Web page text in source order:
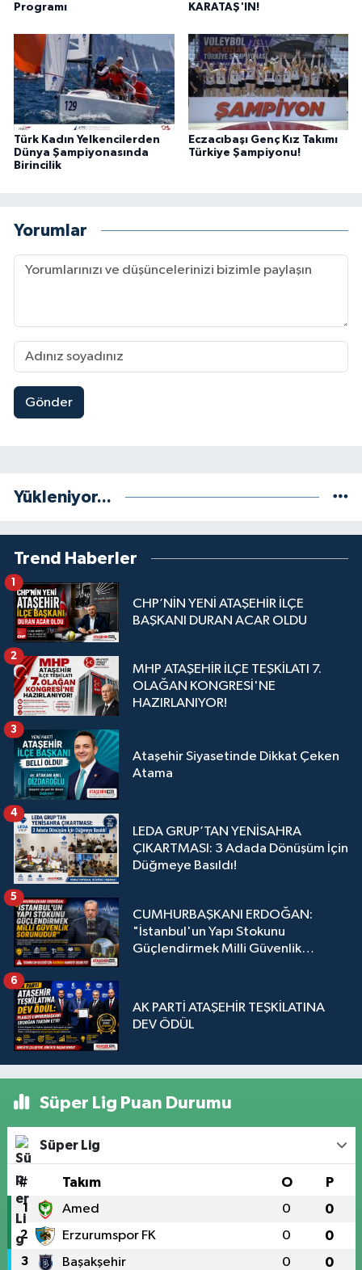
Programı KARATAŞ'IN!
Türk Kadın Yelkencilerden
Dünya Şampiyonasında
Birincilik
Eczacıbaşı Genç Kız Takımı
Türkiye Şampiyonu!
Yorumlar
Gönder
Yükleniyor...
Trend Haberler
CHP’NİN YENİ ATAŞEHİR İLÇE
BAŞKANI DURAN ACAR OLDU
1
MHP ATAŞEHİR İLÇE TEŞKİLATI 7.
OLAĞAN KONGRESİ'NE
HAZIRLANIYOR!
2
Ataşehir Siyasetinde Dikkat Çeken
Atama
3
LEDA GRUP’TAN YENİSAHRA
ÇIKARTMASI: 3 Adada Dönüşüm İçin
Düğmeye Basıldı!
4
CUMHURBAŞKANI ERDOĞAN:
"İstanbul'un Yapı Stokunu
Güçlendirmek Milli Güvenlik
5
AK PARTİ ATAŞEHİR TEŞKİLATINA
DEV ÖDÜL
6
Süper Lig Puan Durumu
Süper Lig
# Takım O P
1 Amed 0 0
2 Erzurumspor FK 0 0
3 Başakşehir 0 0